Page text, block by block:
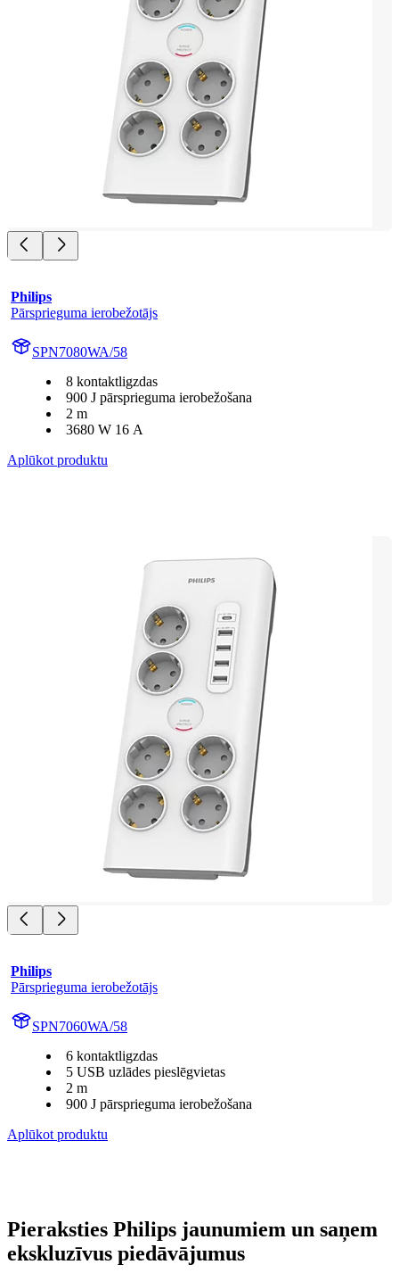
Philips
Pārsprieguma ierobežotājs
SPN7080WA/58
8 kontaktligzdas
900 J pārsprieguma ierobežošana
2 m
3680 W 16 A
Aplūkot produktu
Philips
Pārsprieguma ierobežotājs
SPN7060WA/58
6 kontaktligzdas
5 USB uzlādes pieslēgvietas
2 m
900 J pārsprieguma ierobežošana
Aplūkot produktu
Pieraksties Philips jaunumiem un saņem
ekskluzīvus piedāvājumus